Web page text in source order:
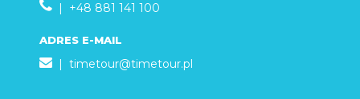
| +48 881 141 100
ADRES E-MAIL
| timetour@timetour.pl